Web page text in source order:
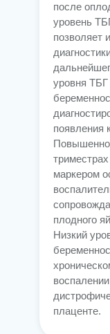
после
уровень
позволяет
уровня ТБГ
появления
маркером
плодного
Низкий
плаценте.